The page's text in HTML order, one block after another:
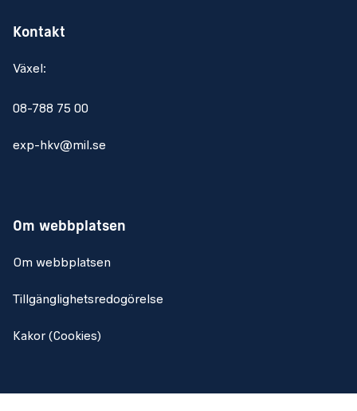
Kontakt
Växel:
08-788 75 00
exp-hkv@mil.se
Om webbplatsen
Om webbplatsen
Tillgänglighetsredogörelse
Kakor (Cookies)